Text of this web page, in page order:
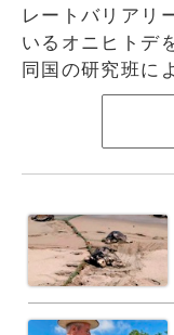
レートバリアリ
いるオニヒトデ
同国の研究班に